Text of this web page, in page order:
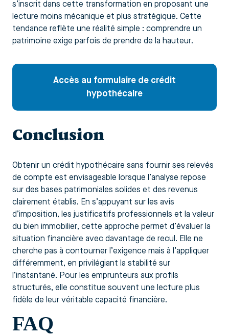
s’inscrit dans cette transformation en proposant une
lecture moins mécanique et plus stratégique. Cette
tendance reflète une réalité simple : comprendre un
patrimoine exige parfois de prendre de la hauteur.
Accès au formulaire de crédit
hypothécaire
Conclusion
Obtenir un crédit hypothécaire sans fournir ses relevés
de compte est envisageable lorsque l’analyse repose
sur des bases patrimoniales solides et des revenus
clairement établis. En s’appuyant sur les avis
d’imposition, les justificatifs professionnels et la valeur
du bien immobilier, cette approche permet d’évaluer la
situation financière avec davantage de recul. Elle ne
cherche pas à contourner l’exigence mais à l’appliquer
différemment, en privilégiant la stabilité sur
l’instantané. Pour les emprunteurs aux profils
structurés, elle constitue souvent une lecture plus
fidèle de leur véritable capacité financière.
FAQ